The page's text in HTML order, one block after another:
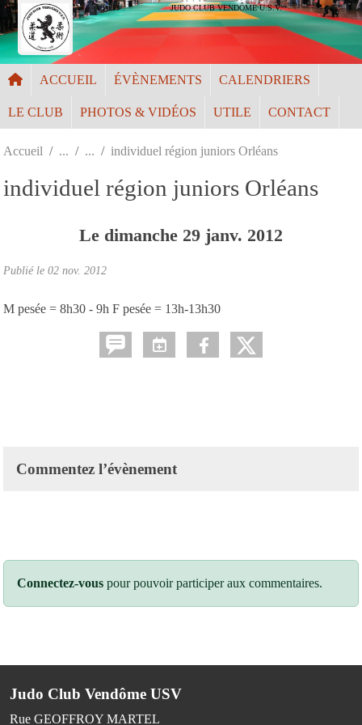
JUDO CLUB VENDÔME U.S.V.
ACCUEIL ÉVÈNEMENTS CALENDRIERS
LE CLUB PHOTOS & VIDÉOS UTILE CONTACT
Accueil individuel région juniors Orléans
individuel région juniors Orléans
Le dimanche 29 janv. 2012
Publié le 02 nov. 2012
M pesée = 8h30 - 9h F pesée = 13h-13h30
Commentez l’évènement
Connectez-vous pour pouvoir participer aux commentaires.
Judo Club Vendôme USV
Rue GEOFFROY MARTEL
Panneau de gestion des cookies